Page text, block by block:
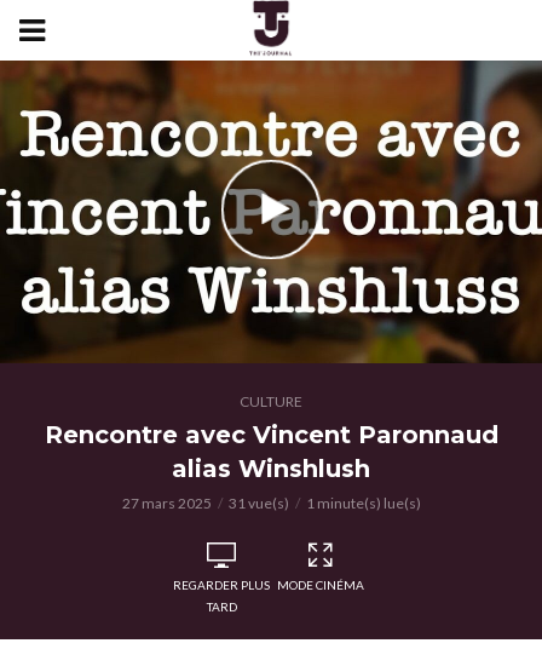
CULTURE
Rencontre avec Vincent Paronnaud
alias Winshlush
27 mars 2025 31 vue(s) 1 minute(s) lue(s)
REGARDER PLUS
TARD
MODE CINÉMA